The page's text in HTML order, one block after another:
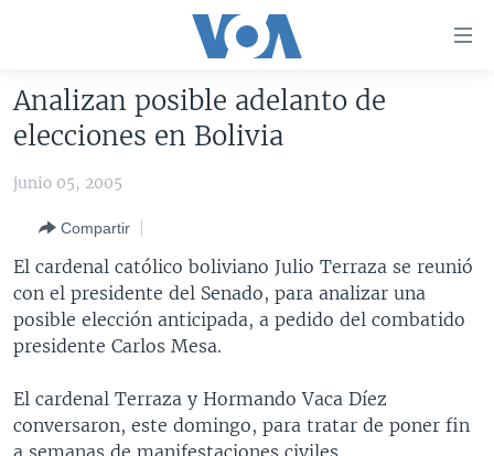
accesibilidad
Salte
contenido
principal
Salte
navegador
principal
Salte
AMÉRICA DEL NORTE
MÉXICO
HAITÍ
ELECCIONES EEUU
VOTO DIVIDIDO
VOA VERIFICA
VOA VERIFICA UCRANIA/RUSIA
VOA VERIFICA INMIGRACIÓN
VOA VERIFICA AMÉRICA LATINA
AMÉRICA LATINA
ARGENTINA
BOLIVIA
COLOMBIA
CHILE
PERÚ
CHINA EN AMÉRICA LATINA
CENTROAMÉRICA
COSTA RICA
EL SALVADOR
GUATEMALA
OTRAS SECCIONES
INMIGRACIÓN
LIBERTAD DE PRENSA
ESPECIALES DE LA VOA
LIBERTAD DE PRENSA
Analizan posible adelanto de
elecciones en Bolivia
junio 05, 2005
Compartir
El cardenal católico boliviano Julio Terraza se reunió
con el presidente del Senado, para analizar una
posible elección anticipada, a pedido del combatido
presidente Carlos Mesa.
El cardenal Terraza y Hormando Vaca Díez
conversaron, este domingo, para tratar de poner fin
a semanas de manifestaciones civiles.